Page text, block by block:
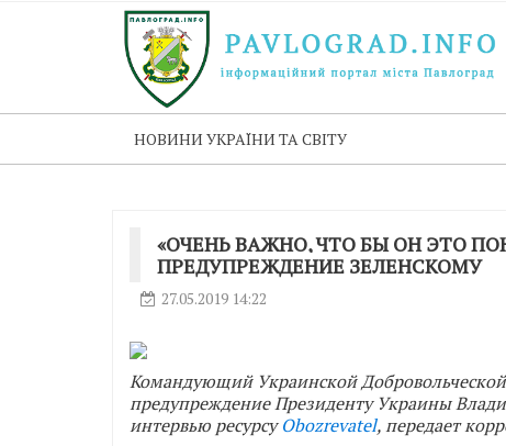
НОВИНИ УКРАЇНИ ТА СВІТУ
«ОЧЕНЬ ВАЖНО, ЧТО БЫ ОН ЭТО
ПРЕДУПРЕЖДЕНИЕ ЗЕЛЕНСКОМУ
27.05.2019 14:22
Командующий Украинской
предупреждение Президенту Украины
интервью ресурсуObozrevatel, передает